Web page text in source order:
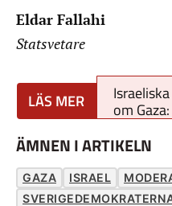
Eldar Fallahi
Statsvetare
om
ÄMNEN I ARTIKELN
GAZA ISRAEL